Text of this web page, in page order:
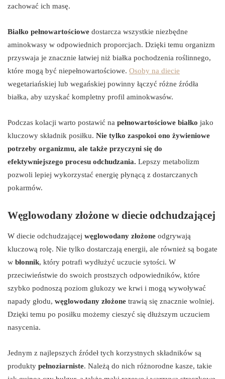
zachować ich masę.
Białko pełnowartościowe dostarcza wszystkie niezbędne
aminokwasy w odpowiednich proporcjach. Dzięki temu organizm
przyswaja je znacznie łatwiej niż białka pochodzenia roślinnego,
które mogą być niepełnowartościowe. Osoby na diecie
wegetariańskiej lub wegańskiej powinny łączyć różne źródła
białka, aby uzyskać kompletny profil aminokwasów.
Podczas kolacji warto postawić na pełnowartościowe białko jako
kluczowy składnik posiłku. Nie tylko zaspokoi ono żywieniowe
potrzeby organizmu, ale także przyczyni się do
efektywniejszego procesu odchudzania. Lepszy metabolizm
pozwoli lepiej wykorzystać energię płynącą z dostarczanych
pokarmów.
Węglowodany złożone w diecie odchudzającej
W diecie odchudzającej węglowodany złożone odgrywają
kluczową rolę. Nie tylko dostarczają energii, ale również są bogate
w błonnik, który potrafi wydłużyć uczucie sytości. W
przeciwieństwie do swoich prostszych odpowiedników, które
szybko podnoszą poziom glukozy we krwi i mogą wywoływać
napady głodu, węglowodany złożone trawią się znacznie wolniej.
Dzięki temu po posiłku możemy cieszyć się dłuższym uczuciem
nasycenia.
Jednym z najlepszych źródeł tych korzystnych składników są
produkty pełnoziarniste. Należą do nich różnorodne kasze, takie